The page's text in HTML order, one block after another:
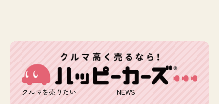
クルマを売りたい NEWS